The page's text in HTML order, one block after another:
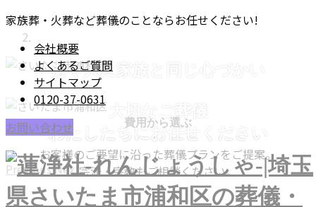
コ
ン
に
移
動
ナ
ー
ョ
ン
に
移
動
家族葬・火葬など葬儀のことならお任せください!
会社概要
よくあるご質問
サイトマップ
0120-37-0631
お問い合わせ
逝く人に家族と同じ心づかい
大切なご葬儀
わたしたちにお任せください
Previous Next
費用から選ぶ
お客様のご要望に沿った葬儀プランをご提案。
宗派・宗教もご相談ください。